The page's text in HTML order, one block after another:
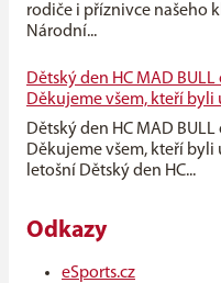
rodiče i příznivce našeho
Národní...
Dětský den HC MAD
Děkujeme všem, kteří byli
Dětský den HC MAD
Děkujeme všem, kteří
letošní Dětský den HC...
Odkazy
eSports.cz